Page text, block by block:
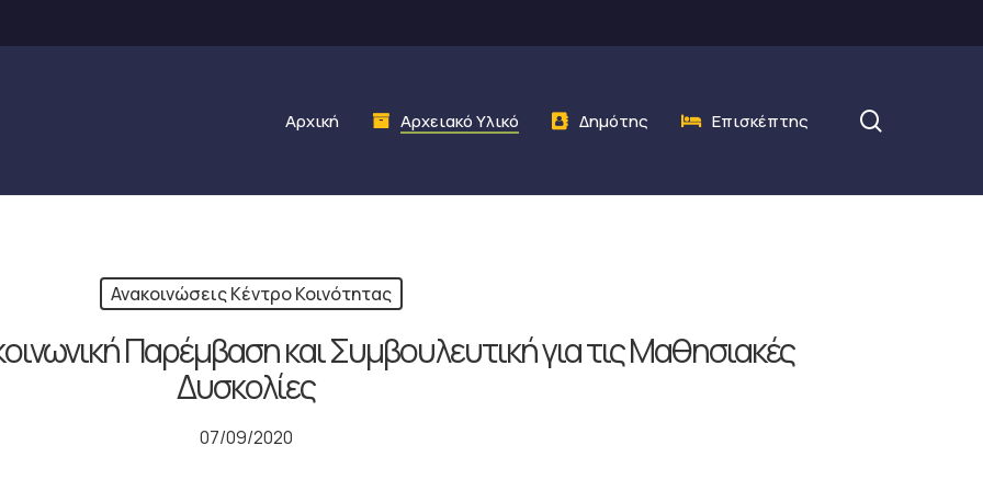
Αρχική Αρχειακό Υλικό Δημότης Επισκέπτης
Ανακοινώσεις Κέντρο Κοινότητας
Παρέμβαση και Συμβουλευτική για τις Μαθησιακές
Δυσκολίες
07/09/2020